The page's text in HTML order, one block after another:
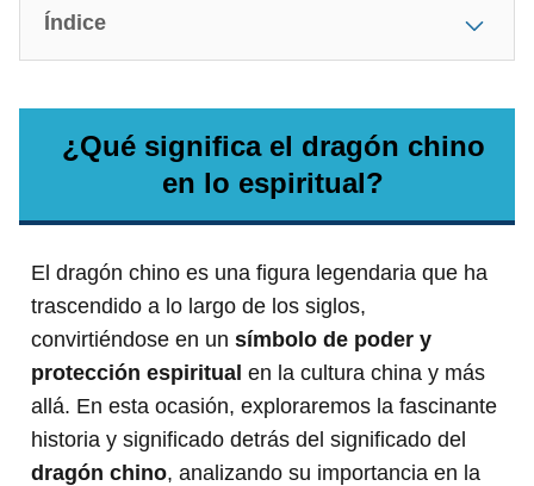
Índice
¿Qué significa el dragón chino
en lo espiritual?
El dragón chino es una figura legendaria que ha
trascendido a lo largo de los siglos,
convirtiéndose en un símbolo de poder y
protección espiritual en la cultura china y más
allá. En esta ocasión, exploraremos la fascinante
historia y significado detrás del significado del
dragón chino, analizando su importancia en la